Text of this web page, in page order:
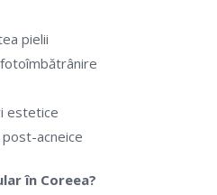
pielii
estetice
acneice
în Coreea?